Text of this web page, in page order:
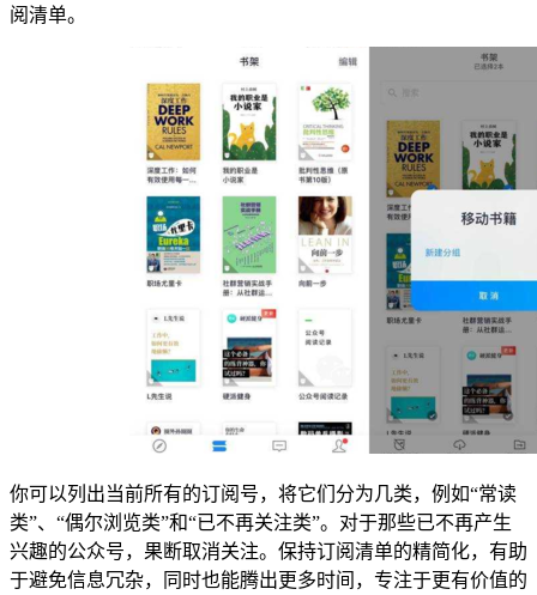
阅清单。
你可以列出当前所有的订阅号，将它们分为几类，例如“常读
类”、“偶尔浏览类”和“已不再关注类”。对于那些已不再产生
兴趣的公众号，果断取消关注。保持订阅清单的精简化，有助
于避免信息冗杂，同时也能腾出更多时间，专注于更有价值的